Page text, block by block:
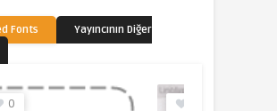
Fonts
Yayıncının Diğer
0